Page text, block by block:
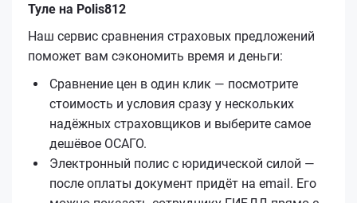
Туле на Polis812
Наш сервис сравнения страховых предложений
поможет вам сэкономить время и деньги:
Сравнение цен в один клик — посмотрите
стоимость и условия сразу у нескольких
надёжных страховщиков и выберите самое
дешёвое ОСАГО.
Электронный полис с юридической силой —
после оплаты документ придёт на email. Его